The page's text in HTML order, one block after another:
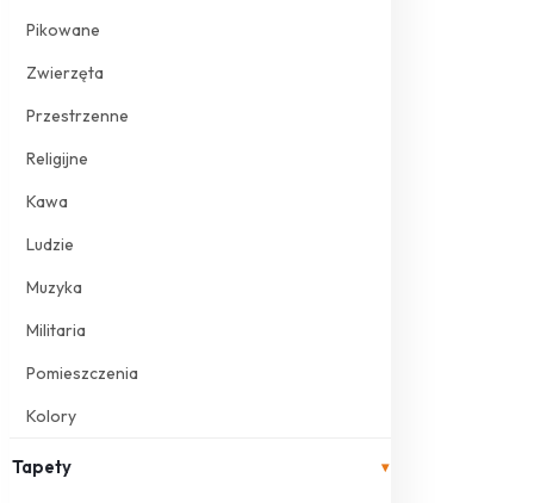
Pikowane
Zwierzęta
Przestrzenne
Religijne
Kawa
Ludzie
Muzyka
Militaria
Pomieszczenia
Kolory
Tapety ▾